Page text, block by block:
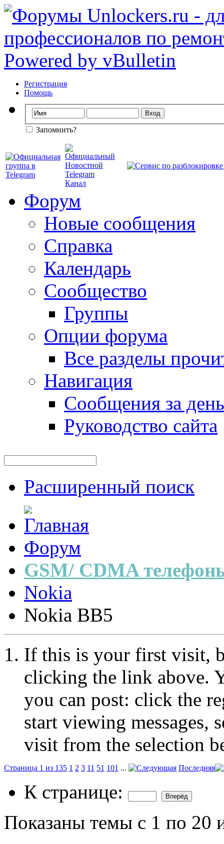
Регистрация
Помощь
Запомнить?
Форум
Новые сообщения
Справка
Календарь
Сообщество
Группы
Опции форума
Все разделы
Навигация
Сообщения за день
Руководство сайта
Расширенный поиск
Форум
GSM/ CDMA
Nokia
Nokia BB5
If this is your first visit,
clicking the link above.
you can post: click the
start viewing messages,
visit from the selection
Страница 1 из 135 1 2 3 11 51 101 ... Последняя
К странице:
Показаны темы с 1 по 20